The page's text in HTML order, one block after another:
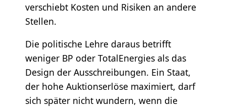
verschiebt Kosten und Risiken an andere
Stellen.
Die politische Lehre daraus betrifft
weniger BP oder TotalEnergies als das
Design der Ausschreibungen. Ein Staat,
der hohe Auktionserlöse maximiert, darf
sich später nicht wundern, wenn die